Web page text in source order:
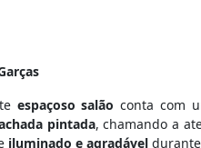
espaçoso salão conta com
pintada, chamando a
iluminado e agradável